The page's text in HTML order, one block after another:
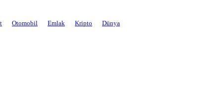
Otomobil Emlak Kripto Dünya